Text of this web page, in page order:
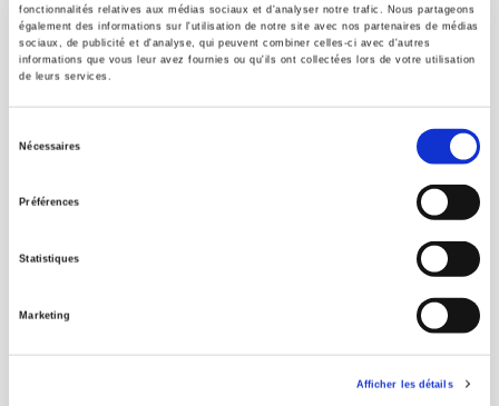
fonctionnalités relatives aux médias sociaux et d'analyser notre trafic. Nous partageons
également des informations sur l'utilisation de notre site avec nos partenaires de médias
sociaux, de publicité et d'analyse, qui peuvent combiner celles-ci avec d'autres
informations que vous leur avez fournies ou qu'ils ont collectées lors de votre utilisation
de leurs services.
Nécessaires
Préférences
Statistiques
Marketing
Afficher les détails
CONTACTS
FOREIGN RIGHTS
POUR LES LIBRAIRES
CONDITIONS GÉNÉRALES
À paraître